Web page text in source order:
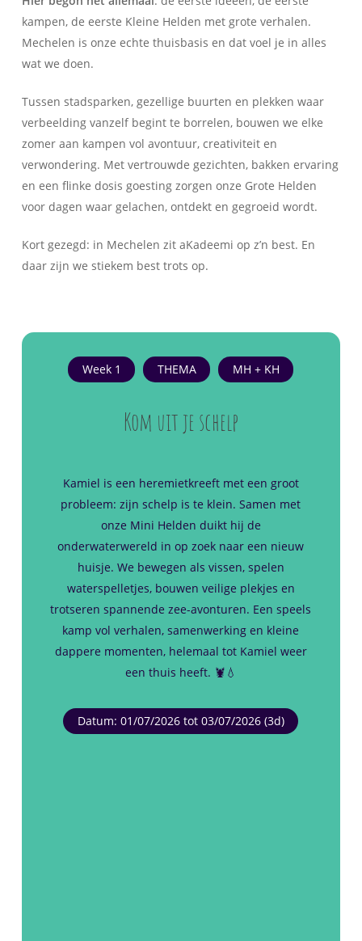
kampen, de eerste Kleine Helden met grote verhalen.
Mechelen is onze echte thuisbasis en dat voel je in alles
wat we doen.
Tussen stadsparken, gezellige buurten en plekken waar
verbeelding vanzelf begint te borrelen, bouwen we elke
zomer aan kampen vol avontuur, creativiteit en
verwondering. Met vertrouwde gezichten, bakken ervaring
en een flinke dosis goesting zorgen onze Grote Helden
voor dagen waar gelachen, ontdekt en gegroeid wordt.
Kort gezegd: in Mechelen zit aKadeemi op z’n best. En
daar zijn we stiekem best trots op.
Week 1 THEMA MH + KH
Kom uit je schelp
Kamiel is een heremietkreeft met een groot
probleem: zijn schelp is te klein. Samen met
onze Mini Helden duikt hij de
onderwaterwereld in op zoek naar een nieuw
huisje. We bewegen als vissen, spelen
waterspelletjes, bouwen veilige plekjes en
trotseren spannende zee-avonturen. Een speels
kamp vol verhalen, samenwerking en kleine
dappere momenten, helemaal tot Kamiel weer
een thuis heeft. 🦞💧
Datum: 01/07/2026 tot 03/07/2026 (3d)